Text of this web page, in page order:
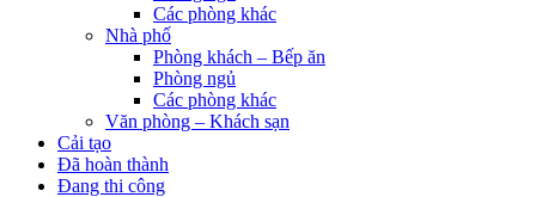
Các phòng khác
Nhà phố
Phòng khách – Bếp ăn
Phòng ngủ
Các phòng khác
Văn phòng – Khách sạn
Cải tạo
Đã hoàn thành
Đang thi công